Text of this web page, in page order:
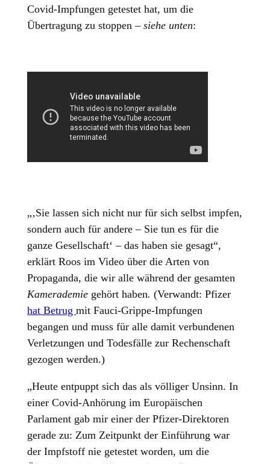
Covid-Impfungen getestet hat, um die
Übertragung zu stoppen –siehe unten:
„‚Sie lassen sich nicht nur für sich selbst impfen,
sondern auch für andere – Sie tun es für die
ganze Gesellschaft‘ – das haben sie gesagt“,
erklärt Roos im Video über die Arten von
Propaganda, die wir alle während der gesamten
Kamerademie gehört haben. (Verwandt: Pfizer
hat Betrugmit Fauci-Grippe-Impfungen
begangen und muss für alle damit verbundenen
Verletzungen und Todesfälle zur Rechenschaft
gezogen werden.)
„Heute entpuppt sich das als völliger Unsinn. In
einer Covid-Anhörung im Europäischen
Parlament gab mir einer der Pfizer-Direktoren
gerade zu: Zum Zeitpunkt der Einführung war
der Impfstoff nie getestet worden, um die